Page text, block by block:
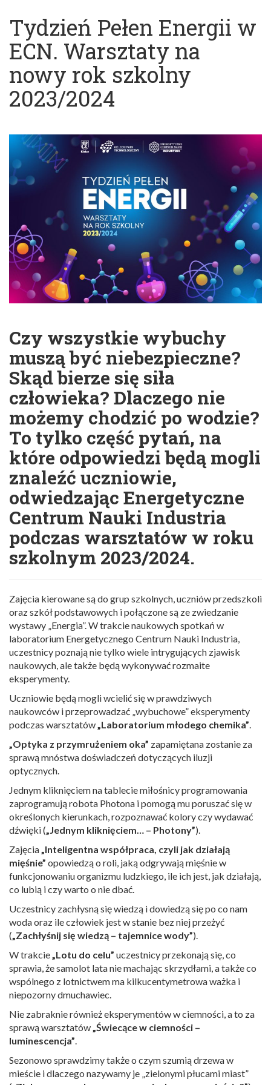
Tydzień Pełen Energii w
ECN. Warsztaty na
nowy rok szkolny
2023/2024
Czy wszystkie wybuchy
muszą być niebezpieczne?
Skąd bierze się siła
człowieka? Dlaczego nie
możemy chodzić po wodzie?
To tylko część pytań, na
które odpowiedzi będą mogli
znaleźć uczniowie,
odwiedzając Energetyczne
Centrum Nauki Industria
podczas warsztatów w roku
szkolnym 2023/2024.
Zajęcia kierowane są do grup szkolnych, uczniów przedszkoli
oraz szkół podstawowych i połączone są ze zwiedzanie
wystawy „Energia”. W trakcie naukowych spotkań w
laboratorium Energetycznego Centrum Nauki Industria,
uczestnicy poznają nie tylko wiele intrygujących zjawisk
naukowych, ale także będą wykonywać rozmaite
eksperymenty.
Uczniowie będą mogli wcielić się w prawdziwych
naukowców i przeprowadzać „wybuchowe” eksperymenty
podczas warsztatów„Laboratorium młodego chemika”.
„Optyka z przymrużeniem oka” zapamiętana zostanie za
sprawą mnóstwa doświadczeń dotyczących iluzji
optycznych.
Jednym kliknięciem na tablecie miłośnicy programowania
zaprogramują robota Photona i pomogą mu poruszać się w
określonych kierunkach, rozpoznawać kolory czy wydawać
dźwięki („Jednym kliknięciem… – Photony”).
Zajęcia„Inteligentna współpraca, czyli jak działają
mięśnie” opowiedzą o roli, jaką odgrywają mięśnie w
funkcjonowaniu organizmu ludzkiego, ile ich jest, jak działają,
co lubią i czy warto o nie dbać.
Uczestnicy zachłysną się wiedzą i dowiedzą się po co nam
woda oraz ile człowiek jest w stanie bez niej przeżyć
(„Zachłyśnij się wiedzą – tajemnice wody”).
W trakcie„Lotu do celu” uczestnicy przekonają się, co
sprawia, że samolot lata nie machając skrzydłami, a także co
wspólnego z lotnictwem ma kilkucentymetrowa ważka i
niepozorny dmuchawiec.
Nie zabraknie również eksperymentów w ciemności, a to za
sprawą warsztatów„Świecące w ciemności –
luminescencja”.
Sezonowo sprawdzimy także o czym szumią drzewa w
mieście i dlaczego nazywamy je „zielonymi płucami miast”